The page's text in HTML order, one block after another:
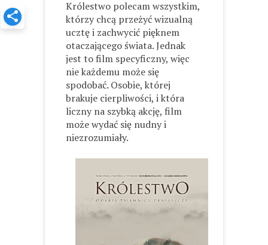
Królestwo polecam wszystkim,
którzy chcą przeżyć wizualną
ucztę i zachwycić pięknem
otaczającego świata. Jednak
jest to film specyficzny, więc
nie każdemu może się
spodobać. Osobie, której
brakuje cierpliwości, i która
liczny na szybką akcję, film
może wydać się nudny i
niezrozumiały.